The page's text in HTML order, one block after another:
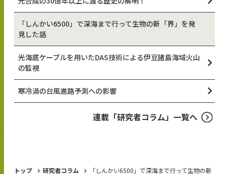
「しんかい6500」で深海まで行って生物の新「界」を発
見した話
光海底ケーブルを用いたDAS技術による伊豆諸島海域火山
の監視
寒冷渦の台風進路予測への影響
連載「研究者コラム」一覧へ
トップ 研究者コラム
「しんかい6500」で深海まで行って生物の新